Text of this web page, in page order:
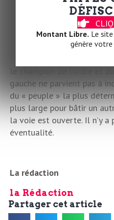
national est en
sait depuis 2017 qu’elle
serait un comble de
se présenter comme
gauche ne parvient pas à
du « peuple » la plus
plus large pour bâtir un
la voie est ouverte. Il n’y
éventualité.
La rédaction
la Rédaction
Partager cet article
Montant Libre. Le
génère